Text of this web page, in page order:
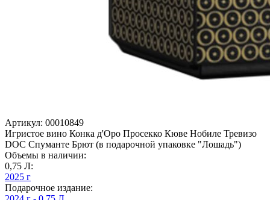
Артикул: 00010849
Игристое вино Конка д'Оро Просекко Кюве Нобиле Тревизо
DOC Спуманте Брют (в подарочной упаковке "Лошадь")
Объемы в наличии:
0,75 Л:
2025 г
Подарочное издание: